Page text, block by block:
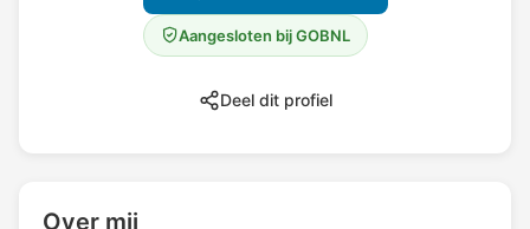
Aangesloten bij GOBNL
Deel dit profiel
Over mij